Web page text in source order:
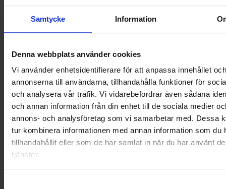
Samtycke Information
Denna webbplats använder cookies
Vi använder enhetsidentifierare för att anpassa innehållet och
annonserna till användarna, tillhandahålla funktioner för
och analysera vår trafik. Vi vidarebefordrar även sådana
och annan information från din enhet till de sociala medier
annons- och analysföretag som vi samarbetar med. Dessa
tur kombinera informationen med annan information som du
tillhandahållit eller som de har samlat in när du har använt
tjänster.
NYA UPPDRAG
OHLSSONS REGION SYD
OHLSSONS REGION VÄST
OHLSSONSKOLLEGOR
RENHÅLLNING
SAMARBETEN